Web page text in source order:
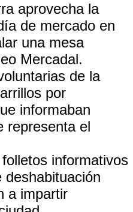
aprovecha la
de mercado en
una mesa
Mercadal.
de la
por
informaban
representa el
informativos
deshabituación
a impartir